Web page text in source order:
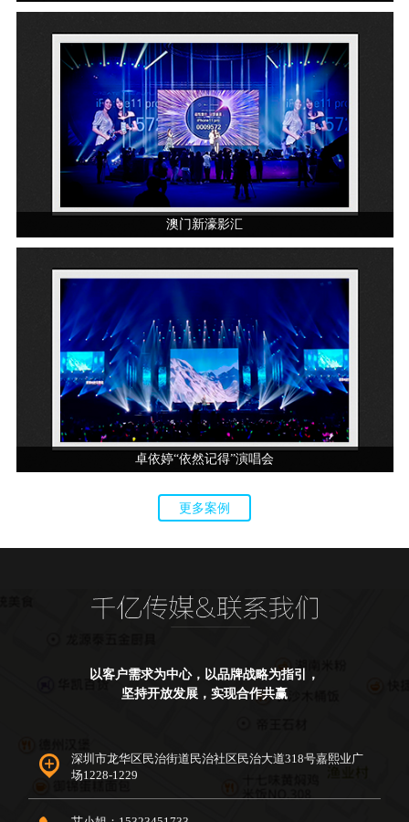
澳门新濠影汇
卓依婷“依然记得”演唱会
更多案例
以客户需求为中心，以品牌战略为指引，
坚持开放发展，实现合作共赢
深圳市龙华区民治街道民治社区民治大道318号嘉熙业广
场1228-1229